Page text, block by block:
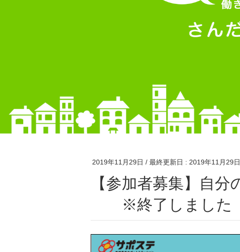
2019年11月29日 / 最終更新日 : 2019年11月29日
【参加者募集】自分の強み・魅力発見セミナー
※終了しました